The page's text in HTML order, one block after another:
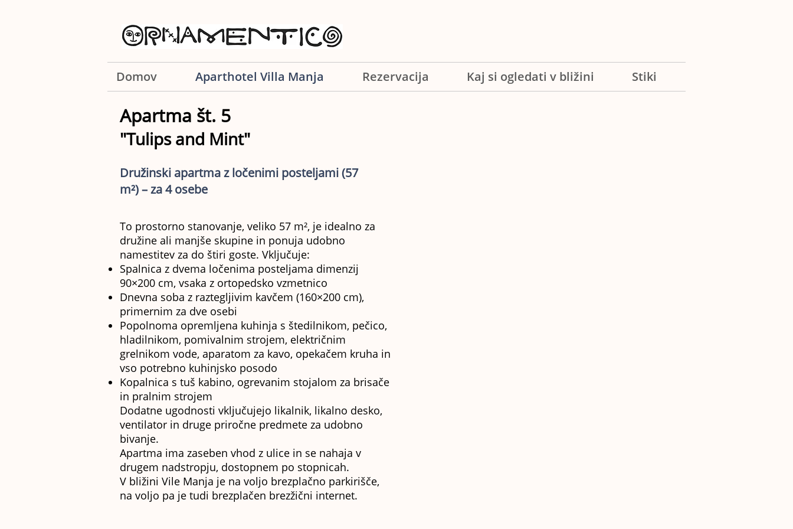
Domov Aparthotel Villa Manja Rezervacija Kaj si ogledati v bližini Stiki
Apartma št. 5
"Tulips and Mint"
Družinski apartma z ločenimi posteljami (57
m²) – za 4 osebe
To prostorno stanovanje, veliko 57 m², je idealno za
družine ali manjše skupine in ponuja udobno
namestitev za do štiri goste. Vključuje:
Spalnica z dvema ločenima posteljama dimenzij
90×200 cm, vsaka z ortopedsko vzmetnico
Dnevna soba z raztegljivim kavčem (160×200 cm),
primernim za dve osebi
Popolnoma opremljena kuhinja s štedilnikom, pečico,
hladilnikom, pomivalnim strojem, električnim
grelnikom vode, aparatom za kavo, opekačem kruha in
vso potrebno kuhinjsko posodo
Kopalnica s tuš kabino, ogrevanim stojalom za brisače
in pralnim strojem
Dodatne ugodnosti vključujejo likalnik, likalno desko,
ventilator in druge priročne predmete za udobno
bivanje.
Apartma ima zaseben vhod z ulice in se nahaja v
drugem nadstropju, dostopnem po stopnicah.
V bližini Vile Manja je na voljo brezplačno parkirišče,
na voljo pa je tudi brezplačen brezžični internet.